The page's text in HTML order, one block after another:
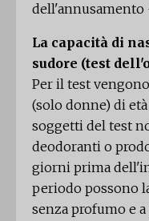
dell'annusamento
La capacità di
sudore (test
Per il test
(solo donne) di
soggetti del test
deodoranti o
giorni prima
periodo possono
senza profumo e